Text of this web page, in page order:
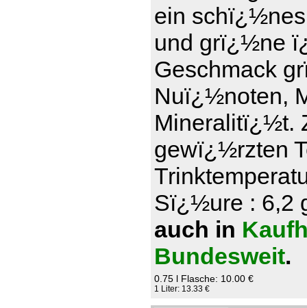
ein
und grï¿½ne
Geschmack
Nuï¿½noten,
Mineralitï¿½t.
gewï¿½rzten
Sï¿½ure : 6,2
auch in
Bundesweit.
0.75 l Flasche: 10.00 €
1 Liter: 13.33 €